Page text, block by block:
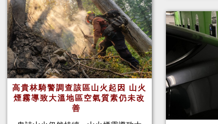
高貴林騎警調查該區山火起因 山火
煙霧導致大溫地區空氣質素仍未改
善